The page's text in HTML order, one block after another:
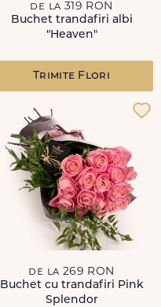
de la 319 RON
Buchet trandafiri albi
"Heaven"
Trimite Flori
de la 269 RON
Buchet cu trandafiri Pink
Splendor